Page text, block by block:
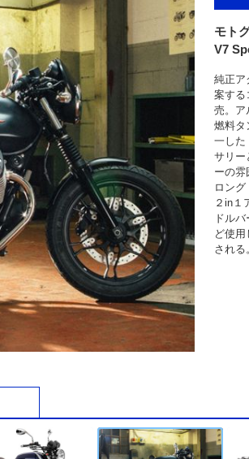
モト
V7
純正ア
案する
売。ア
燃料タ
一した
サリー
ーの雰
ロン
２in１
ドル
ど使
される